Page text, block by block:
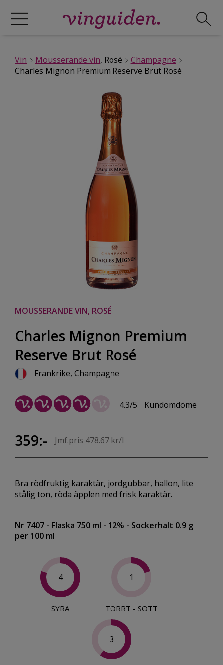
Vin Mousserande vin, Rosé
Champagne
Charles Mignon Premium Reserve Brut Rosé
MOUSSERANDE VIN, ROSÉ
Charles Mignon Premium
Reserve Brut Rosé
Frankrike, Champagne
4.3/5 Kundomdöme
359:- Jmf.pris 478.67 kr/l
Bra rödfruktig karaktär, jordgubbar, hallon, lite
stålig ton, röda äpplen med frisk karaktär.
Nr 7407 - Flaska 750 ml - 12% - Sockerhalt 0.9 g
per 100 ml
4
SYRA
1
TORRT - SÖTT
3